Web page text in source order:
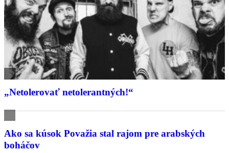
„Netolerovať netolerantných!“
Ako sa kúsok Považia stal rajom pre arabských
boháčov